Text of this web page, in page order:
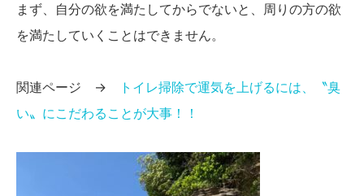
まず、自分の欲を満たしてからでないと、周りの方の欲
を満たしていくことはできません。
関連ページ →
トイレ掃除で運気を上げるには、〝臭
い〟にこだわることが大事！！